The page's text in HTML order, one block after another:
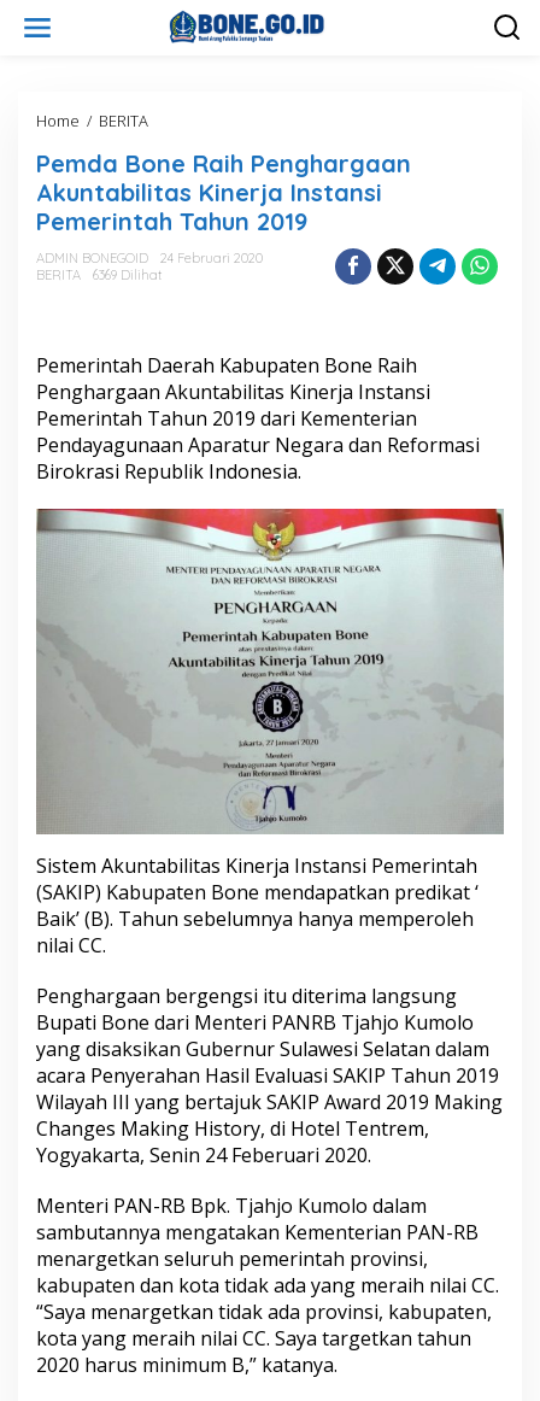
Home / BERITA
m
d
a
B
n
i
P
e
n
g
h
a
r
a
i
t
a
s
K
e
r
a
I
n
s
t
a
s
i
e
m
e
r
i
n
Pemda Bone Raih Penghargaan
Akuntabilitas Kinerja Instansi
Pemerintah Tahun 2019
ADMIN BONEGOID
24 Februari 2020
BERITA
6369 Dilihat
Pemerintah Daerah Kabupaten Bone Raih
Penghargaan Akuntabilitas Kinerja Instansi
Pemerintah Tahun 2019 dari Kementerian
Pendayagunaan Aparatur Negara dan Reformasi
Birokrasi Republik Indonesia.
Sistem Akuntabilitas Kinerja Instansi Pemerintah
(SAKIP) Kabupaten Bone mendapatkan predikat ‘
Baik’ (B). Tahun sebelumnya hanya memperoleh
nilai CC.
Penghargaan bergengsi itu diterima langsung
Bupati Bone dari Menteri PANRB Tjahjo Kumolo
yang disaksikan Gubernur Sulawesi Selatan dalam
acara Penyerahan Hasil Evaluasi SAKIP Tahun 2019
Wilayah III yang bertajuk SAKIP Award 2019 Making
Changes Making History, di Hotel Tentrem,
Yogyakarta, Senin 24 Feberuari 2020.
Menteri PAN-RB Bpk. Tjahjo Kumolo dalam
sambutannya mengatakan Kementerian PAN-RB
menargetkan seluruh pemerintah provinsi,
kabupaten dan kota tidak ada yang meraih nilai CC.
“Saya menargetkan tidak ada provinsi, kabupaten,
kota yang meraih nilai CC. Saya targetkan tahun
2020 harus minimum B,” katanya.